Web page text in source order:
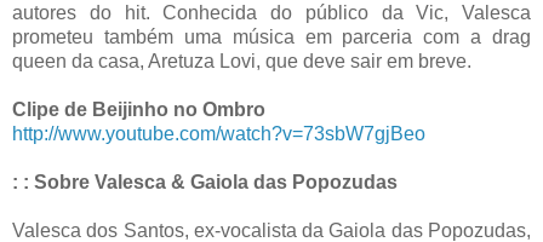
autores do hit. Conhecida do público da Vic, Valesca
prometeu também uma música em parceria com a drag
queen da casa, Aretuza Lovi, que deve sair em breve.
Clipe de Beijinho no Ombro
http://www.youtube.com/watch?v=73sbW7gjBeo
: : Sobre Valesca & Gaiola das Popozudas
Valesca dos Santos, ex-vocalista da Gaiola das Popozudas,